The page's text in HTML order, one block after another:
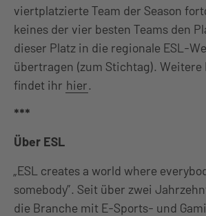
viertplatzierte Team der Season
keines der vier besten Teams den
dieser Platz in die regionale ESL-
übertragen (zum Stichtag). Weitere
findet ihr hier.
***
Über ESL
„ESL creates a world where
somebody”. Seit über zwei
die Branche mit E-Sports- und